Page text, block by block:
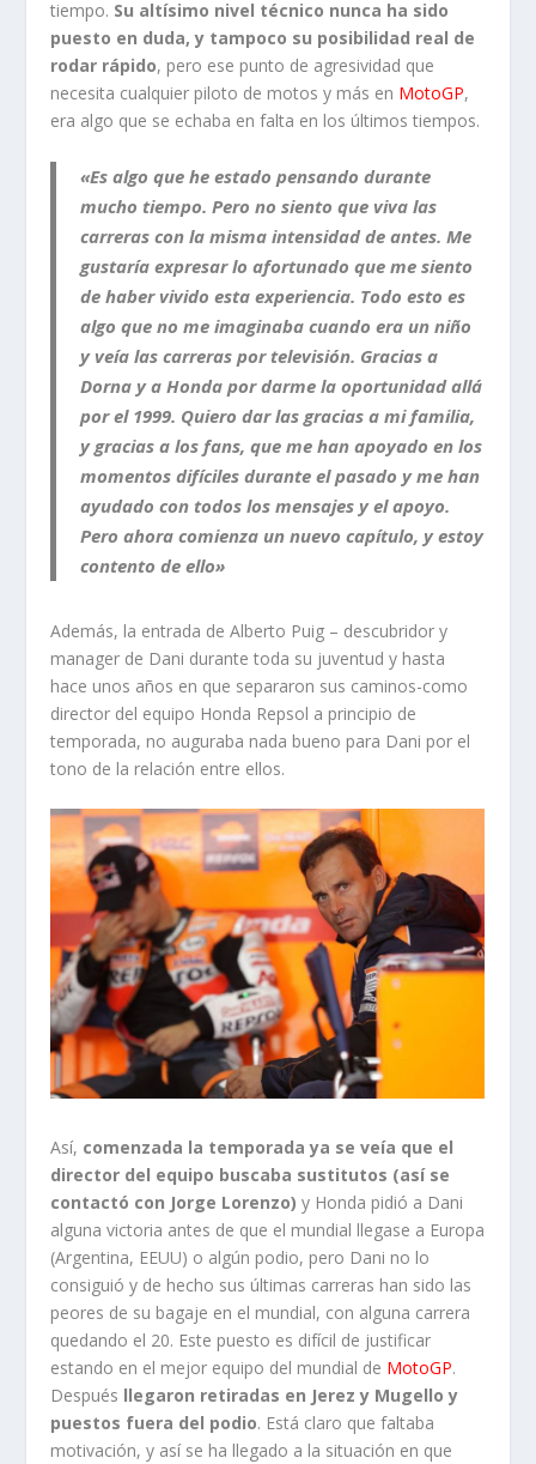
tiempo. Su altísimo nivel técnico nunca ha sido
puesto en duda, y tampoco su posibilidad real de
rodar rápido, pero ese punto de agresividad que
necesita cualquier piloto de motos y más en MotoGP,
era algo que se echaba en falta en los últimos tiempos.
«Es algo que he estado pensando durante
mucho tiempo. Pero no siento que viva las
carreras con la misma intensidad de antes. Me
gustaría expresar lo afortunado que me siento
de haber vivido esta experiencia. Todo esto es
algo que no me imaginaba cuando era un niño
y veía las carreras por televisión. Gracias a
Dorna y a Honda por darme la oportunidad allá
por el 1999. Quiero dar las gracias a mi familia,
y gracias a los fans, que me han apoyado en los
momentos difíciles durante el pasado y me han
ayudado con todos los mensajes y el apoyo.
Pero ahora comienza un nuevo capítulo, y estoy
contento de ello»
Además, la entrada de Alberto Puig – descubridor y
manager de Dani durante toda su juventud y hasta
hace unos años en que separaron sus caminos-como
director del equipo Honda Repsol a principio de
temporada, no auguraba nada bueno para Dani por el
tono de la relación entre ellos.
Así, comenzada la temporada ya se veía que el
director del equipo buscaba sustitutos (así se
contactó con Jorge Lorenzo) y Honda pidió a Dani
alguna victoria antes de que el mundial llegase a Europa
(Argentina, EEUU) o algún podio, pero Dani no lo
consiguió y de hecho sus últimas carreras han sido las
peores de su bagaje en el mundial, con alguna carrera
quedando el 20. Este puesto es difícil de justificar
estando en el mejor equipo del mundial de MotoGP.
Después llegaron retiradas en Jerez y Mugello y
puestos fuera del podio. Está claro que faltaba
motivación, y así se ha llegado a la situación en que